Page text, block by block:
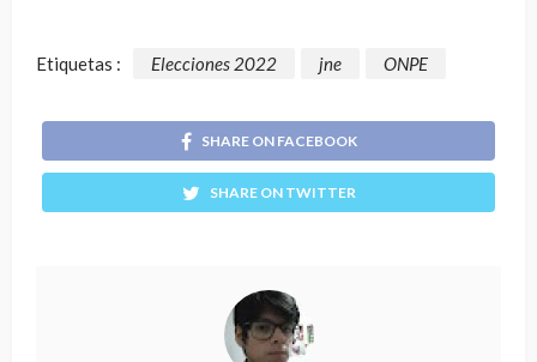
Etiquetas : Elecciones 2022 jne ONPE
SHARE ON FACEBOOK
SHARE ON TWITTER